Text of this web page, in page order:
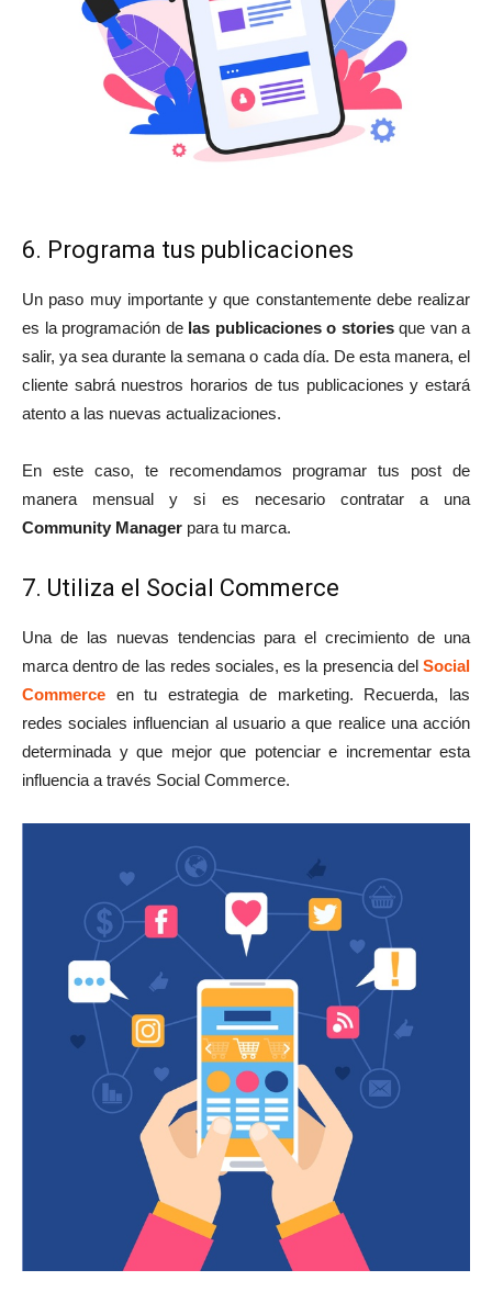
6. Programa tus publicaciones
Un paso muy importante y que constantemente debe realizar
es la programación de las publicaciones o storiesque van a
salir, ya sea durante la semana o cada día. De esta manera, el
cliente sabrá nuestros horarios de tus publicaciones y estará
atento a las nuevas actualizaciones.
En este caso, te recomendamos programar tus post de
manera mensual y si es necesario contratar a una
Community Manager para tu marca.
7. Utiliza el Social Commerce
Una de las nuevas tendencias para el crecimiento de una
marca dentro de las redes sociales, es la presencia del Social
Commerce en tu estrategia de marketing. Recuerda, las
redes sociales influencian al usuario a que realice una acción
determinada y que mejor que potenciar e incrementar esta
influencia a través Social Commerce.